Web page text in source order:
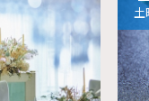
土